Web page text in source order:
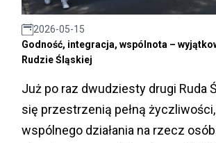
2026-05-15
Godność, integracja, wspólnota –
Rudzie Śląskiej
Już po raz dwudziesty drugi Ruda
się przestrzenią pełną
wspólnego działania na rzecz